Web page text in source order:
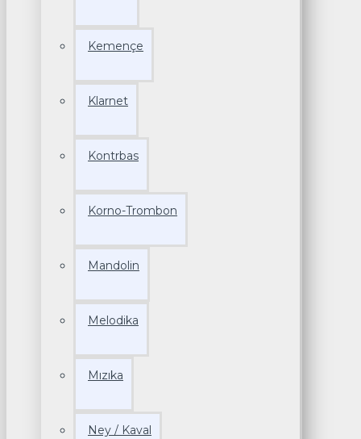
Kemençe
Klarnet
Kontrbas
Korno-Trombon
Mandolin
Melodika
Mızıka
Ney / Kaval